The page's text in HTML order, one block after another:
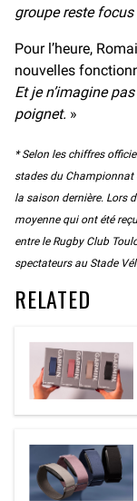
groupe reste
Pour l’heure,
nouvelles
Et je n’imagine
poignet. »
* Selon les chiffres
stades du Championnat
la saison dernière. Lors
moyenne qui ont été
entre le Rugby Club
spectateurs au Stade
RELATED